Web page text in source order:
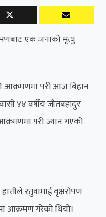
एक जनाको मृत्यु
आक्रमणमा परी आज बिहान
४४ वर्षीय जीतबहादुर
परी ज्यान गएको
रतुवामाई वृक्षरोपण
आक्रमण गरेको थियो।